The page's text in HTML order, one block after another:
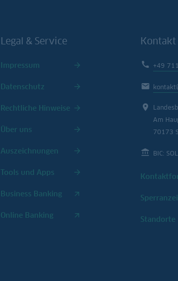
Legal & Service
Impressum
Datenschutz
Rechtliche Hinweise
Über uns
Auszeichnungen
Tools und Apps
Business Banking
Online Banking
Kontakt
+49
Am
70173
BIC:
Standorte